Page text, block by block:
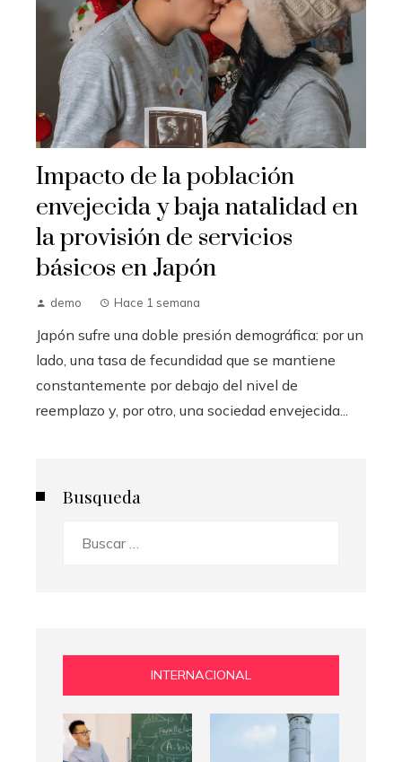
Impacto de la población
envejecida y baja natalidad en
la provisión de servicios
básicos en Japón
demo Hace 1 semana
Japón sufre una doble presión demográfica: por un
lado, una tasa de fecundidad que se mantiene
constantemente por debajo del nivel de
reemplazo y, por otro, una sociedad envejecida...
Busqueda
INTERNACIONAL